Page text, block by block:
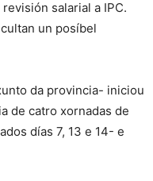
salarial a IPC.
un posíbel
da provincia- iniciou
de catro xornadas de
días 7, 13 e 14- e